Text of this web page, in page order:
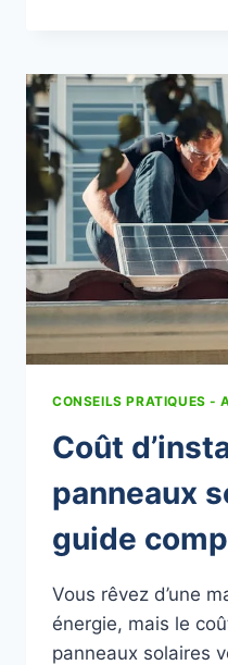
LE
CHOIX
DE
DEMAIN
CONSEILS PRATIQUES -
Coût
panneaux
guide
Vous rêvez d’une
énergie, mais le
panneaux solaires